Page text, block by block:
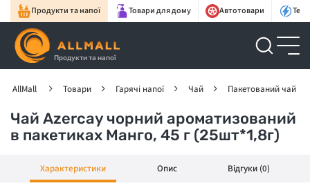
Продукти та напої Товари для дому Автотовари
Продукти та напої
AllMall Товари Гарячі напої Чай Пакетований чай
Чай Azercay чорний ароматизований
в пакетиках Манго, 45 г (25шт*1,8г)
Характеристики Опис Відгуки (0)